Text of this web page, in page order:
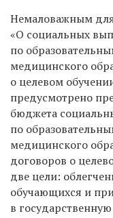
Немаловажным
«О социальных
по
медицинского
о целевом
предусмотрено
бюджета
по
медицинского
договоров о
две цели:
обучающихся и
в